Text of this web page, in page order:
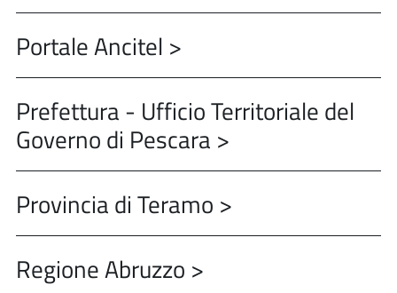
Portale Ancitel >
Prefettura - Ufficio Territoriale del
Governo di Pescara >
Provincia di Teramo >
Regione Abruzzo >